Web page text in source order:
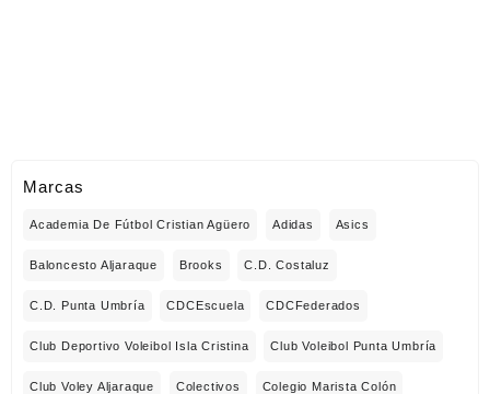
Marcas
Academia De Fútbol Cristian Agüero Adidas Asics
Baloncesto Aljaraque Brooks C.D. Costaluz
C.D. Punta Umbría CDCEscuela CDCFederados
Club Deportivo Voleibol Isla Cristina Club Voleibol Punta Umbría
Club Voley Aljaraque Colectivos Colegio Marista Colón